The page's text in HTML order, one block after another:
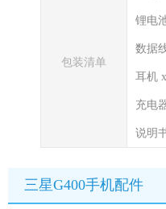
包装清单
锂电
数据
耳机
充电
说明
三星G400手机配件